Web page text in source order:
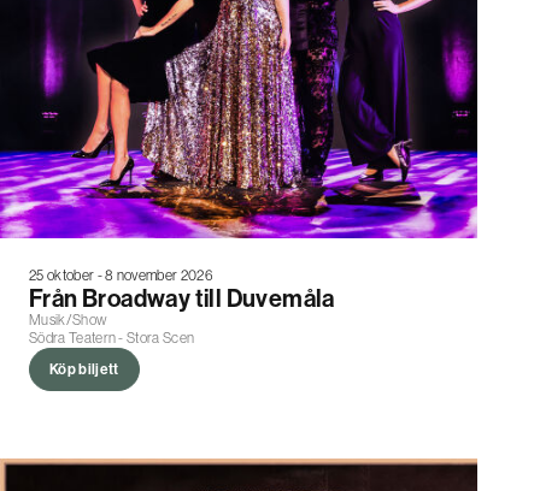
25 oktober - 8 november 2026
Från Broadway till Duvemåla
Musik/Show
Södra Teatern - Stora Scen
Köp biljett